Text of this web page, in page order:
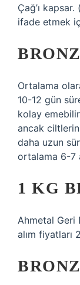
Çağ’ı
ifade etmek
Ortalama
10-12 gün
kolay
ancak
daha uzun
ortalama 6-7
1 KG
Ahmetal Geri
alım fiyatları